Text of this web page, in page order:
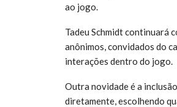
ao jogo.
Tadeu Schmidt continuará
anônimos, convidados do
interações dentro do jogo.
Outra novidade é a
diretamente, escolhendo